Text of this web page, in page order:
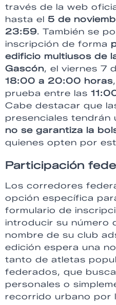
través de la web
hasta el 5 de
23:59. También se
inscripción de forma
edificio multiusos de
Gascón, el viernes 7
18:00 a 20:00 horas
prueba entre las
Cabe destacar que
presenciales tendrán
no se garantiza la
quienes opten por
Participación
Los corredores
opción específica
formulario de
introducir su número
nombre de su club
edición espera una
tanto de atletas
federados, que
personales o
recorrido urbano por